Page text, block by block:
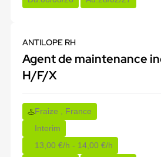
ANTILOPE RH
Agent de maintenance
H/F/X
Fraize , France
Interim
13,00 €/h - 14,00 €/h